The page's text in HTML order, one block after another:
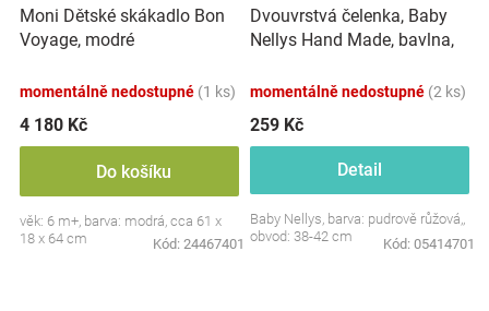
Moni Dětské skákadlo Bon
Voyage, modré
momentálně nedostupné (1 ks)
4 180 Kč
Do košíku
věk: 6 m+, barva: modrá, cca 61 x
18 x 64 cm
Kód: 24467401
Dvouvrstvá čelenka, Baby
Nellys Hand Made, bavlna,
růžová, 80/98
momentálně nedostupné (2 ks)
259 Kč
Detail
Baby Nellys, barva: pudrově růžová,,
obvod: 38-42 cm
Kód: 05414701